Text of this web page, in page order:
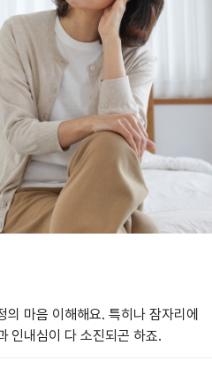
마음 이해해요. 특히나 잠자리에
인내심이 다 소진되곤 하죠.